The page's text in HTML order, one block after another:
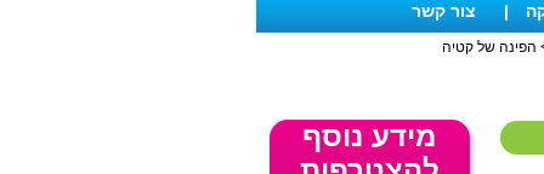
| צור קשר
הפינה של קטיה
מידע נוסף